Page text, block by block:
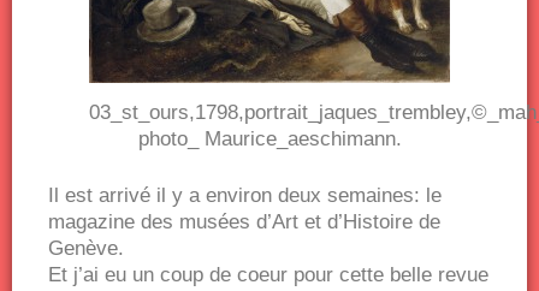
photo_ Maurice_aeschimann.
Il est arrivé il y a environ deux semaines: le
magazine des musées d’Art et d’Histoire de
Genève.
Et j’ai eu un coup de coeur pour cette belle revue